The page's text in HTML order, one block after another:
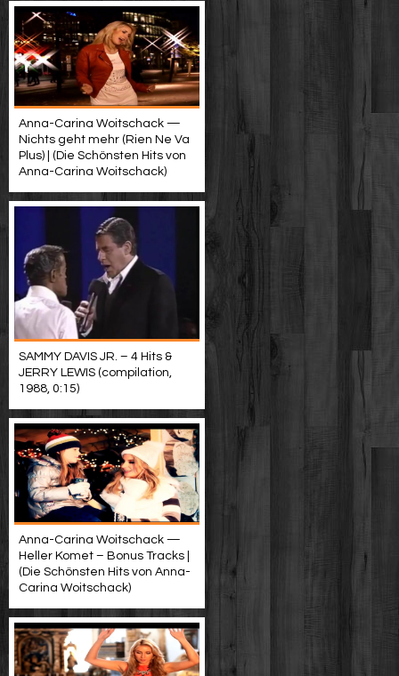
Anna-Carina Woitschack —
Nichts geht mehr (Rien Ne Va
Plus) | (Die Schönsten Hits von
Anna-Carina Woitschack)
SAMMY DAVIS JR. – 4 Hits &
JERRY LEWIS (compilation,
1988, 0:15)
Anna-Carina Woitschack —
Heller Komet – Bonus Tracks |
(Die Schönsten Hits von Anna-
Carina Woitschack)